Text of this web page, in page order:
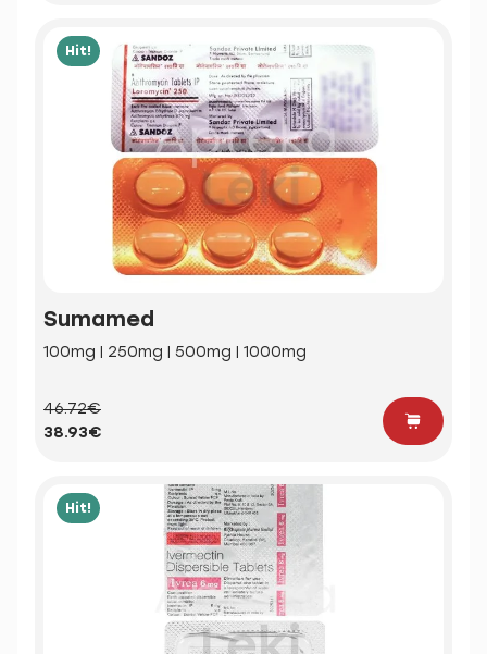
Hit!
Sumamed
100mg | 250mg | 500mg | 1000mg
46.72€
38.93€
Hit!